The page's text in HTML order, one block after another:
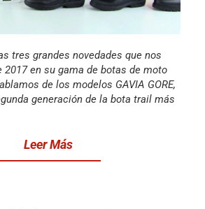
tres grandes novedades que nos
2017 en su gama de botas de moto
de los modelos GAVIA GORE,
generación de la bota trail más
Leer Más